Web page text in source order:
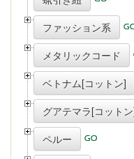
ファッション系
メタリックコード
ベトナム[コットン]
グアテマラ[コット
ペルー